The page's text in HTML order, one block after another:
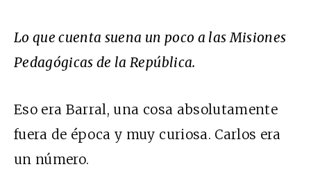
Lo que cuenta suena un poco a las Misiones
Pedagógicas de la República.
Eso era Barral, una cosa absolutamente
fuera de época y muy curiosa. Carlos era
un número.